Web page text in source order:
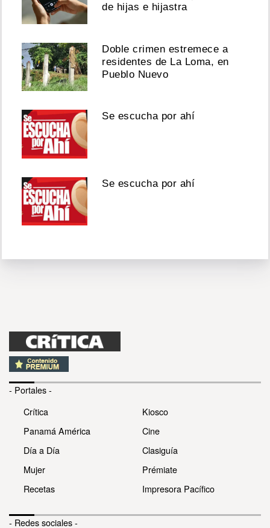
de hijas e hijastra
Doble crimen estremece a
residentes de La Loma, en
Pueblo Nuevo
Se escucha por ahí
Se escucha por ahí
- Portales -
Crítica
Panamá América
Día a Día
Mujer
Recetas
Kiosco
Cine
Clasiguía
Prémiate
Impresora Pacífico
- Redes sociales -